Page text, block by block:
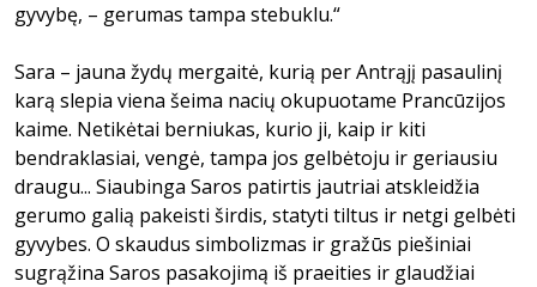
gyvybę, – gerumas tampa stebuklu.“
Sara – jauna žydų mergaitė, kurią per Antrąjį pasaulinį
karą slepia viena šeima nacių okupuotame Prancūzijos
kaime. Netikėtai berniukas, kurio ji, kaip ir kiti
bendraklasiai, vengė, tampa jos gelbėtoju ir geriausiu
draugu... Siaubinga Saros patirtis jautriai atskleidžia
gerumo galią pakeisti širdis, statyti tiltus ir netgi gelbėti
gyvybes. O skaudus simbolizmas ir gražūs piešiniai
sugrąžina Saros pasakojimą iš praeities ir glaudžiai